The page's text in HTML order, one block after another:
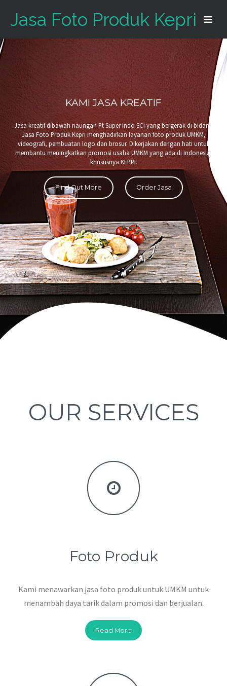
Jasa Foto Produk Kepri
KAMI JASA KREATIF
Jasa kreatif dibawah naungan Pt Super Indo SCi yang bergerak di bidang
Jasa Foto Produk Kepri menghadirkan layanan foto produk UMKM,
videografi, pembuatan logo dan brosur. Dikerjakan dengan hati untuk
membantu meningkatkan promosi usaha UMKM yang ada di Indonesia,
khususnya KEPRI.
Find Out More Order Jasa
OUR SERVICES
Foto Produk
Kami menawarkan jasa foto produk untuk UMKM untuk
menambah daya tarik dalam promosi dan berjualan.
Read More